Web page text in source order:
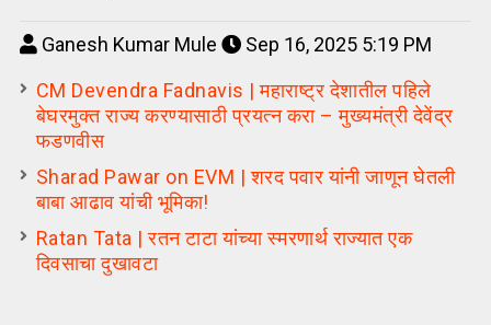
Ganesh Kumar Mule
Sep 16, 2025 5:19 PM
CM Devendra Fadnavis | महाराष्ट्र देशातील पहिले
बेघरमुक्त राज्य करण्यासाठी प्रयत्न करा – मुख्यमंत्री देवेंद्र
फडणवीस
Sharad Pawar on EVM | शरद पवार यांनी जाणून घेतली
बाबा आढाव यांची भूमिका!
Ratan Tata | रतन टाटा यांच्या स्मरणार्थ राज्यात एक
दिवसाचा दुखावटा